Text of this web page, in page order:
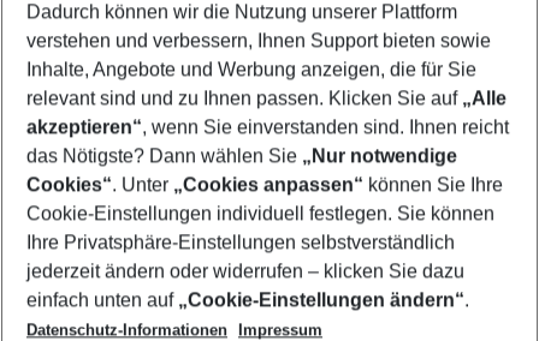
Who will travel
2 adults No children
Show more filter
Footer
Footer navigation
Title A
Dadurch können wir die Nutzung unserer Plattform
verstehen und verbessern, Ihnen Support bieten sowie
Inhalte, Angebote und Werbung anzeigen, die für Sie
relevant sind und zu Ihnen passen. Klicken Sie auf „Alle
akzeptieren“, wenn Sie einverstanden sind. Ihnen reicht
das Nötigste? Dann wählen Sie „Nur notwendige
Cookies“. Unter „Cookies anpassen“ können Sie Ihre
Cookie-Einstellungen individuell festlegen. Sie können
Ihre Privatsphäre-Einstellungen selbstverständlich
jederzeit ändern oder widerrufen – klicken Sie dazu
einfach unten auf „Cookie-Einstellungen ändern“.
Datenschutz-Informationen
Impressum